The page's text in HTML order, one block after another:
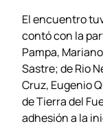
El encuentro
contó con la
Pampa,
Sastre; de Rio
Cruz, Eugenio
de Tierra del
adhesión a la